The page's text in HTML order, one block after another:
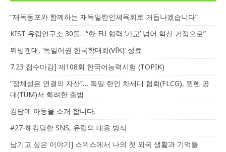
“재독동포와 함께하는 재독일한인체육회로 거듭나겠습니다”
KIST 유럽연구소 30돌…“한-EU 협력 ‘가교’ 넘어 혁신 거점으로”
튀빙겐대, ‘독일어권 한국학대회(VfK)’ 성료
7.23 접수마감] 제108회 한국어능력시험 (TOPIK)
“정체성은 연결의 자산”… 독일 한인 차세대 협회(FLCG), 뮌헨 공
대(TUM)서 화려한 출범
김담예 아동을 소개 합니다.
#27-해킹당한 SNS, 유럽의 대응 방식
남기고 싶은 이야기] 스위스에서 나의 첫 외국 생활과 기억들